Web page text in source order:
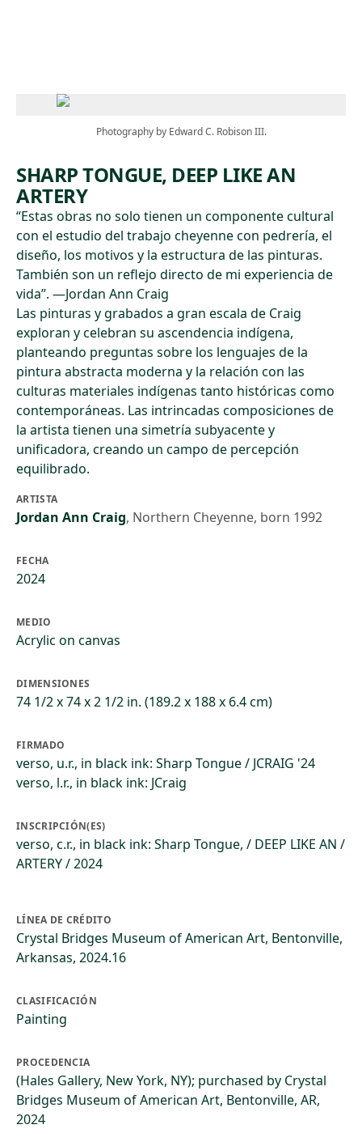
Photography by Edward C. Robison III.
SHARP TONGUE, DEEP LIKE AN
ARTERY
“Estas obras no solo tienen un componente cultural
con el estudio del trabajo cheyenne con pedrería, el
diseño, los motivos y la estructura de las pinturas.
También son un reflejo directo de mi experiencia de
vida”. —Jordan Ann Craig
Las pinturas y grabados a gran escala de Craig
exploran y celebran su ascendencia indígena,
planteando preguntas sobre los lenguajes de la
pintura abstracta moderna y la relación con las
culturas materiales indígenas tanto históricas como
contemporáneas. Las intrincadas composiciones de
la artista tienen una simetría subyacente y
unificadora, creando un campo de percepción
equilibrado.
ARTISTA
Jordan Ann Craig, Northern Cheyenne, born 1992
FECHA
2024
MEDIO
Acrylic on canvas
DIMENSIONES
74 1/2 x 74 x 2 1/2 in. (189.2 x 188 x 6.4 cm)
FIRMADO
verso, u.r., in black ink: Sharp Tongue / JCRAIG '24
verso, l.r., in black ink: JCraig
INSCRIPCIÓN(ES)
verso, c.r., in black ink: Sharp Tongue, / DEEP LIKE AN /
ARTERY / 2024
LÍNEA DE CRÉDITO
Crystal Bridges Museum of American Art, Bentonville,
Arkansas, 2024.16
CLASIFICACIÓN
Painting
PROCEDENCIA
(Hales Gallery, New York, NY); purchased by Crystal
Bridges Museum of American Art, Bentonville, AR,
2024